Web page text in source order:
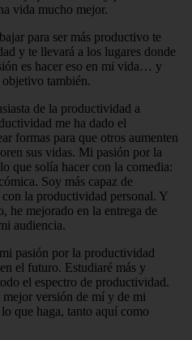
vida mucho mejor.
para ser más productivo te
y te llevará a los lugares donde
es hacer eso en mi vida… y
también.
de la productividad a
me ha dado el
formas para que otros aumenten
sus vidas. Mi pasión por la
que solía hacer con la comedia:
Soy más capaz de
la productividad personal. Y
he mejorado en la entrega de
audiencia.
pasión por la productividad
el futuro. Estudiaré más y
el espectro de productividad.
versión de mí y de mi
que haga, tanto aquí como